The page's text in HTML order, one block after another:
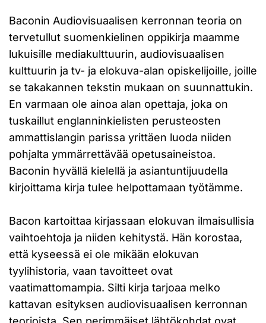
Baconin Audiovisuaalisen kerronnan teoria on
tervetullut suomenkielinen oppikirja maamme
lukuisille mediakulttuurin, audiovisuaalisen
kulttuurin ja tv- ja elokuva-alan opiskelijoille, joille
se takakannen tekstin mukaan on suunnattukin.
En varmaan ole ainoa alan opettaja, joka on
tuskaillut englanninkielisten perusteosten
ammattislangin parissa yrittäen luoda niiden
pohjalta ymmärrettävää opetusaineistoa.
Baconin hyvällä kielellä ja asiantuntijuudella
kirjoittama kirja tulee helpottamaan työtämme.
Bacon kartoittaa kirjassaan elokuvan ilmaisullisia
vaihtoehtoja ja niiden kehitystä. Hän korostaa,
että kyseessä ei ole mikään elokuvan
tyylihistoria, vaan tavoitteet ovat
vaatimattomampia. Silti kirja tarjoaa melko
kattavan esityksen audiovisuaalisen kerronnan